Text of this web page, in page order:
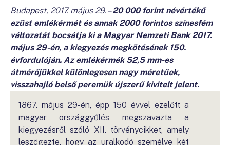
Budapest, 2017. május 29. –20 000 forint névértékű
ezüst emlékérmét és annak 2000 forintos színesfém
változatát bocsátja ki a Magyar Nemzeti Bank 2017.
május 29-én, a kiegyezés megkötésének 150.
évfordulóján. Az emlékérmék 52,5 mm-es
átmérőjükkel különlegesen nagy méretűek,
visszahajló belső peremük újszerű kivitelt jelent.
1867. május 29-én, épp 150 évvel ezelőtt a
magyar országgyűlés megszavazta a
kiegyezésről szóló XII. törvénycikket, amely
leszögezte, hogy az uralkodó személye két